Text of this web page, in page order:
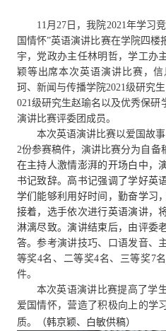
11月27日，我院2021年学习
国情怀”英语演讲比赛在学院四楼
宇 ， 党政办主任林明哲，学工办
颖等出席本次英语演讲比赛，
珂、新闻与传播学院2021级研究
021级研究生赵瑜名以及优秀保
演讲比赛评委团成员。
本次英语演讲比赛以爱国故
2份参赛稿件，演讲比赛分为自
在主持人激情澎湃的开场白中，
书记致辞。高书记强调了学好英
学们能够利用好时间，勤奋学习
接着，选手依次进行英语演讲，
淋漓尽致。演讲结束后，由评委
答。参考演讲技巧、口语发音、
等奖4名、二等奖4名、三等奖7
件。
本次英语演讲比赛提高了学
爱国情怀，营造了积极向上的学
质。
（韩京颖、白敏供稿）